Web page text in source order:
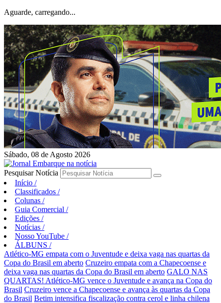
Aguarde, carregando...
Sábado, 08 de Agosto 2026
Pesquisar Notícia
Início /
Classificados /
Colunas /
Guia Comercial /
Edições /
Notícias /
Nosso YouTube /
ÁLBUNS /
Atlético-MG empata com o Juventude e deixa vaga nas quartas da
Copa do Brasil em aberto Cruzeiro empata com a Chapecoense e
deixa vaga nas quartas da Copa do Brasil em aberto GALO NAS
QUARTAS! Atlético-MG vence o Juventude e avança na Copa do
Brasil Cruzeiro vence a Chapecoense e avança às quartas da Copa
do Brasil Betim intensifica fiscalização contra cerol e linha chilena